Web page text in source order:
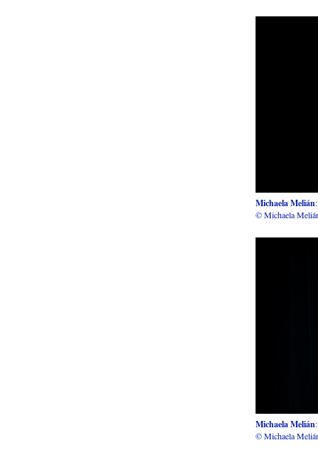
Michaela Melián
© Michaela
Michaela Melián
© Michaela